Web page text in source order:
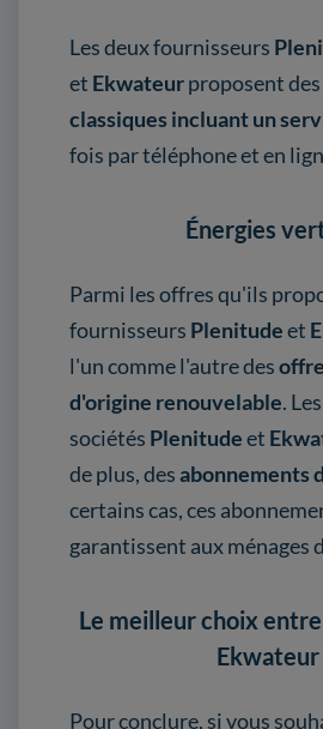
Les deux fournisseurs
et Ekwateurproposent des
classiques incluant un
fois par téléphone et en
Énergies
Parmi les offres qu'ils
fournisseurs Plenitudeet
l'un comme l'autre des
d'origine renouvelable. Les
sociétés Plenitudeet
de plus, desabonnements
certains cas, ces
garantissent aux ménages
Le meilleur choix
Ekwateur
Pour conclure, si vous